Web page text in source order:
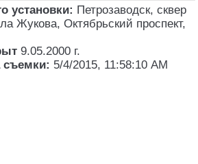
установки: Петрозаводск, сквер
Жукова, Октябрьский проспект,
9.05.2000 г.
съемки: 5/4/2015, 11:58:10 AM